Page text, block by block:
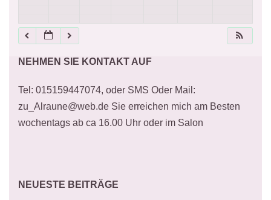
21:00
22:00
23:00
NEHMEN SIE KONTAKT AUF
Tel: 015159447074, oder SMS Oder Mail:
zu_Alraune@web.de Sie erreichen mich am Besten
wochentags ab ca 16.00 Uhr oder im Salon
NEUESTE BEITRÄGE